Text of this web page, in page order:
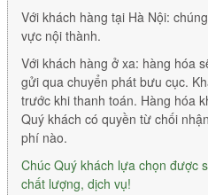
Với khách hàng tại Hà Nội:
vực nội thành.
Với khách hàng ở xa: hàng hóa
gửi qua chuyển phát bưu cục.
trước khi thanh toán. Hàng hóa
Quý khách có quyền từ chối
phí nào.
Chúc Quý khách lựa chọn được
chất lượng, dịch vụ!